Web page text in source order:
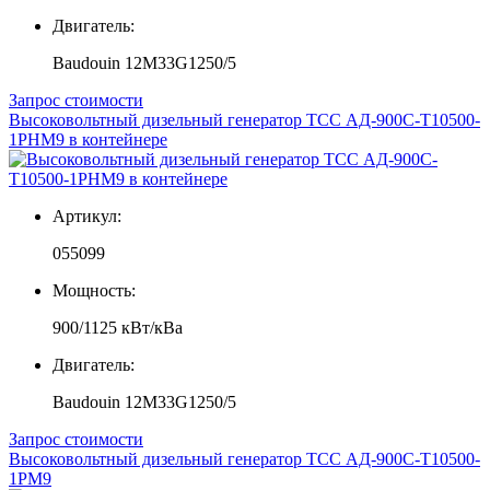
Двигатель:
Baudouin 12M33G1250/5
Запрос стоимости
Высоковольтный дизельный генератор ТСС АД-900С-Т10500-
1РНМ9 в контейнере
Артикул:
055099
Мощность:
900/1125 кВт/кВа
Двигатель:
Baudouin 12M33G1250/5
Запрос стоимости
Высоковольтный дизельный генератор ТСС АД-900С-Т10500-
1РМ9